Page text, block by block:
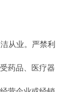
从业。严禁利
药品、医疗器